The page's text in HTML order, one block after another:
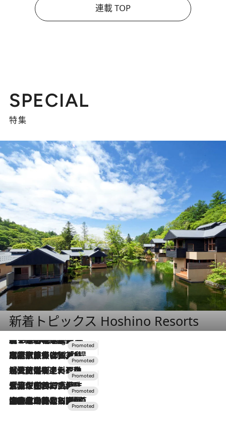
連載 TOP
SPECIAL
特集
新着トピックス Hoshino Resorts
10 Hours Ago
【トンボの足水浴】ヒノキの香りに包まれて涼感マックス！約13℃の湧水かけ流しを避暑地「星野温泉 トンボの湯」で体験
2026.7.31
【ホテル帰省】という選択肢をOMOが提案。家族とほどよい距離を保つには「昼は実家、夜は気兼ねなくホテルで！」
2026.7.24
【夏限定ディナーコース】旬を迎える稚鮎や花ズッキーニなどをイタリア・トスカーナの郷土料理の手法で満喫！
2026.7.17
「土佐和ハーブかき氷」がOMO7高知に登場！生姜、山椒、大葉など目にも舌にも涼を呼ぶ郷土の味
2026.7.10
NEW OPEN！【界 草津】名湯の地に誕生。趣の異なる2種の温泉と上州ならではの会席・蕎麦割烹など美食を味わう究極の癒やし旅